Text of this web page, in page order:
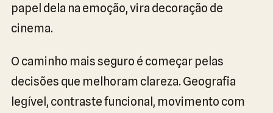
papel dela na emoção, vira decoração de
cinema.
O caminho mais seguro é começar pelas
decisões que melhoram clareza. Geografia
legível, contraste funcional, movimento com